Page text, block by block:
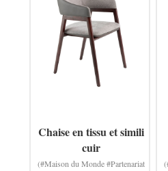
Chaise en tissu et simili
cuir
(#Maison du Monde #Partenariat